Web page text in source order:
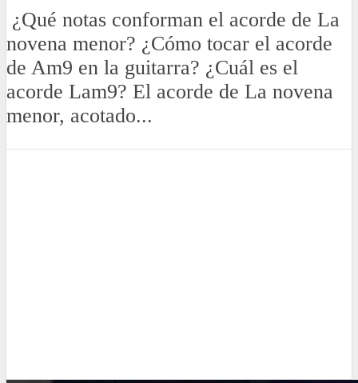
¿Qué notas conforman el acorde de La
novena menor? ¿Cómo tocar el acorde
de Am9 en la guitarra? ¿Cuál es el
acorde Lam9? El acorde de La novena
menor, acotado...